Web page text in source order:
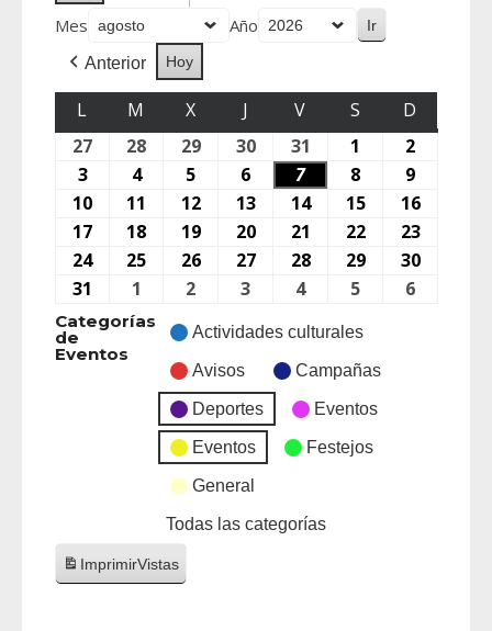
Mes Año
Anterior Hoy
L M X J V S
D
27
28 29 30 31 1
2
3
4 5 6 7 8
9
10
11 12 13 14 15
16
17
18 19 20 21 22
23
24
25 26 27 28 29
30
31
1 2 3 4 5 6
Categorías
de
Eventos
Actividades culturales
Avisos Campañas
Deportes Eventos
Eventos Festejos
General
Todas las categorías
ImprimirVistas